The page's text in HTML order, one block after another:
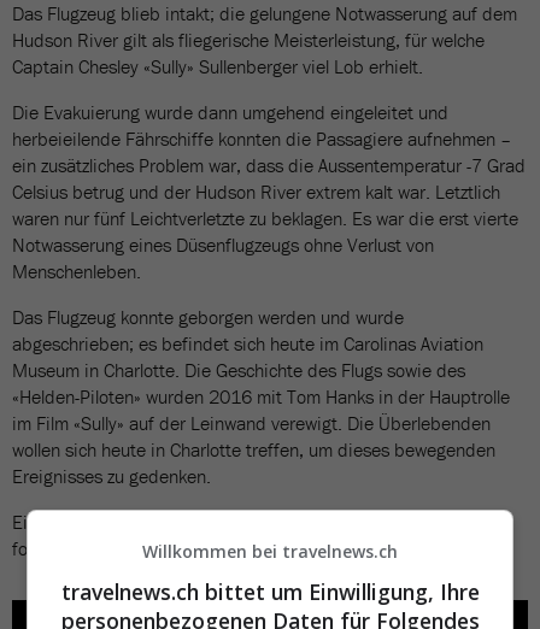
Das Flugzeug blieb intakt; die gelungene Notwasserung auf dem
Hudson River gilt als fliegerische Meisterleistung, für welche
Captain Chesley «Sully» Sullenberger viel Lob erhielt.
Die Evakuierung wurde dann umgehend eingeleitet und
herbeieilende Fährschiffe konnten die Passagiere aufnehmen –
ein zusätzliches Problem war, dass die Aussentemperatur -7 Grad
Celsius betrug und der Hudson River extrem kalt war. Letztlich
waren nur fünf Leichtverletzte zu beklagen. Es war die erst vierte
Notwasserung eines Düsenflugzeugs ohne Verlust von
Menschenleben.
Das Flugzeug konnte geborgen werden und wurde
abgeschrieben; es befindet sich heute im Carolinas Aviation
Museum in Charlotte. Die Geschichte des Flugs sowie des
«Helden-Piloten» wurden 2016 mit Tom Hanks in der Hauptrolle
im Film «Sully» auf der Leinwand verewigt. Die Überlebenden
wollen sich heute in Charlotte treffen, um dieses bewegenden
Ereignisses zu gedenken.
Eindrückliches Videomaterial zum Crash von damals gibt es in
folgendem Video:Willkommen bei travelnews.ch
travelnews.ch bittet um Einwilligung, Ihre
personenbezogenen Daten für Folgendes